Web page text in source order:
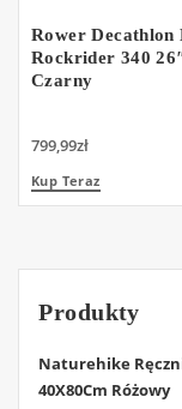
Rower Decathlon
Rockrider 340
Czarny
799,99zł
Kup Teraz
Produkty
Naturehike
40X80Cm Różowy